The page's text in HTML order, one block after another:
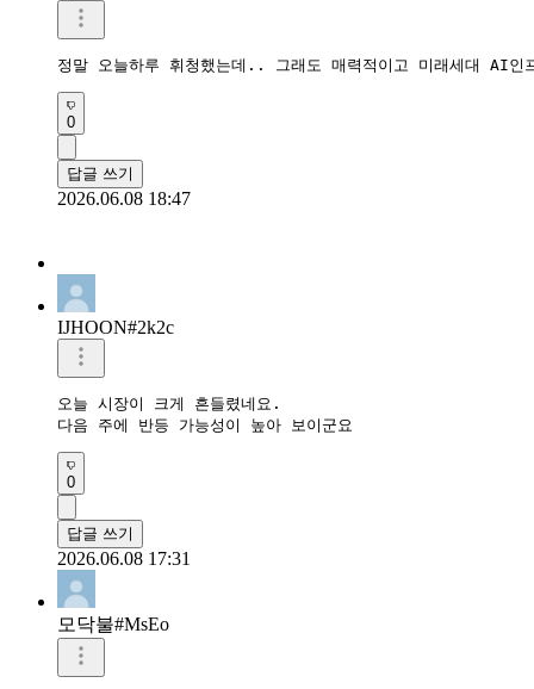
정말 오늘하루 휘청했는데.. 그래도 매력적이고 미래세대 AI
0
답글 쓰기
2026.06.08 18:47
IJHOON#2k2c
오늘 시장이 크게 흔들렸네요.
다음 주에 반등 가능성이 높아 보이군요
0
답글 쓰기
2026.06.08 17:31
모닥불#MsEo